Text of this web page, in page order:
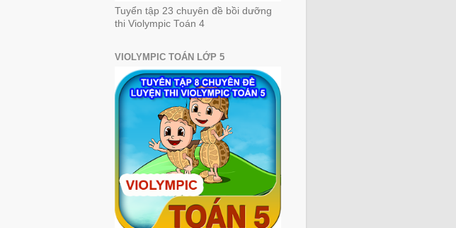
Tuyển tập 23 chuyên đề bồi dưỡng
thi Violympic Toán 4
VIOLYMPIC TOÁN LỚP 5